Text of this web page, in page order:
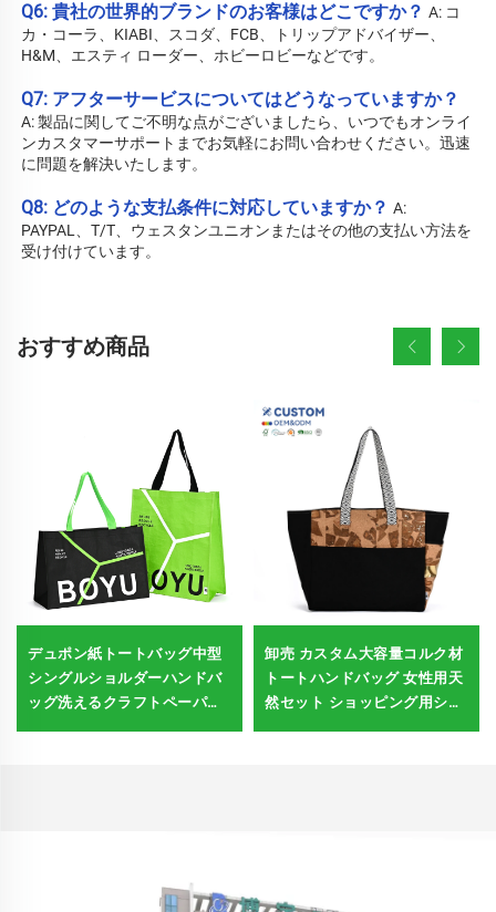
Q6: 貴社の世界的ブランドのお客様はどこですか？ A: コ
カ・コーラ、KIABI、スコダ、FCB、トリップアドバイザー、
H&M、エスティ ローダー、ホビーロビーなどです。
A: 製品に関してご不明な点がございましたら、いつでもオンライ
ンカスタマーサポートまでお気軽にお問い合わせください。迅速
に問題を解決いたします。
Q8: どのような支払条件に対応していますか？ A:
PAYPAL、T/T、ウェスタンユニオンまたはその他の支払い方法を
受け付けています。
おすすめ商品
デュポン紙トートバッグ中型
シングルショルダーハンドバ
ッグ洗えるクラフトペーパー
卸売 カスタム大容量コルク材
トートハンドバッグ 女性用天
然セット ショッピング用ショ